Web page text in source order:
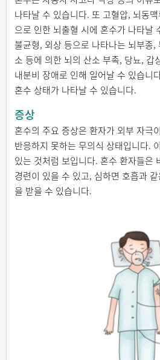
나타날 수 있습니다. 또 고혈압, 뇌동
으로 인한 뇌출혈 시에 혼수가 나타날
불균형, 외상 등으로 나타나는 뇌부종,
소 등에 의한 뇌의 산소 부족, 당뇨, 갑
내분비 장애로 인해 일어날 수 있습니
혼수 상태가 나타날 수 있습니다.
증상
혼수의 주요 증상은 환자가 외부 자극
반응하지 못하는 무의식 상태입니다.
있는 것처럼 보입니다. 혼수 환자들은
경련이 있을 수 있고, 심하면 호흡과
을 받을 수 있습니다.